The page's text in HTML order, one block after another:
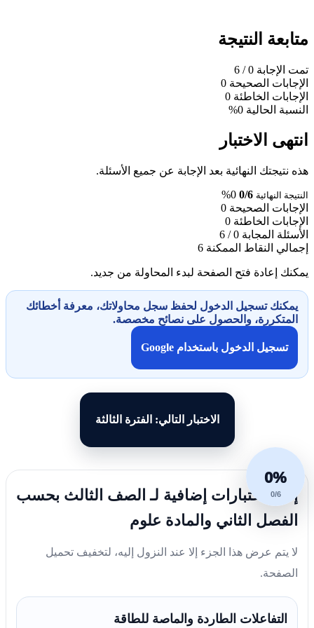
متابعة النتيجة
تمت الإجابة 0
/ 6
الإجابات الصحيحة 0
الإجابات الخاطئة 0
النسبة الحالية 0%
انتهى الاختبار
هذه نتيجتك النهائية بعد الإجابة عن جميع الأسئلة.
النتيجة النهائية 0/6
0%
الإجابات الصحيحة 0
الإجابات الخاطئة 0
الأسئلة المجابة 0 / 6
إجمالي النقاط الممكنة 6
يمكنك إعادة فتح الصفحة لبدء المحاولة من جديد.
يمكنك تسجيل الدخول لحفظ سجل محاولاتك، معرفة أخطائك
المتكررة، والحصول على نصائح مخصصة.
تسجيل الدخول باستخدام Google
الاختبار التالي: الفترة الثالثة
0%
0/6
إليك اختبارات إضافية لـ الصف الثالث بحسب
الفصل الثاني والمادة علوم
لا يتم عرض هذا الجزء إلا عند النزول إليه، لتخفيف تحميل
الصفحة.
التفاعلات الطاردة والماصة للطاقة